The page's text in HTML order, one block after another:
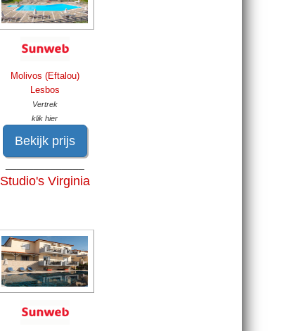
Molivos (Eftalou)
Lesbos
Vertrek
klik hier
Bekijk prijs
Studio's Virginia